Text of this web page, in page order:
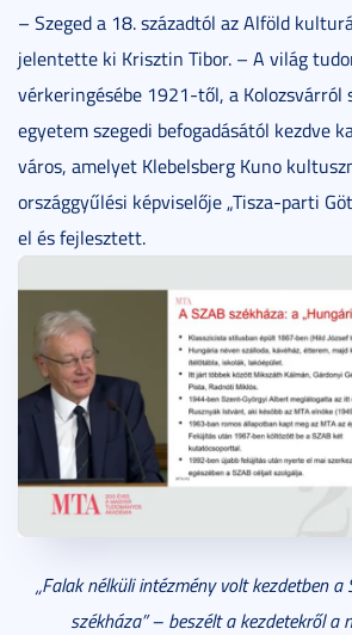
– Szeged a 18. századtól az Alföld
jelentette ki Krisztin Tibor. – A világ
vérkeringésébe 1921-től, a Kolozsvárról
egyetem szegedi befogadásától kezdve
város, amelyet Klebelsberg Kuno
országgyűlési képviselője „Tisza-parti
el és fejlesztett.
„Falak nélküli intézmény volt kezdetben a
székháza” – beszélt a kezdetekről a